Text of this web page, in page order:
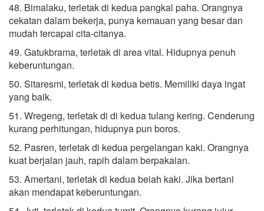
48. Bimalaku, terletak di kedua pangkal paha. Orangnya
cekatan dalam bekerja, punya kemauan yang besar dan
mudah tercapai cita-citanya.
49. Gatukbrama, terletak di area vital. Hidupnya penuh
keberuntungan.
50. Sitaresmi, terletak di kedua betis. Memiliki daya ingat
yang baik.
51. Wregeng, terletak di di kedua tulang kering. Cenderung
kurang perhitungan, hidupnya pun boros.
52. Pasren, terletak di kedua pergelangan kaki. Orangnya
kuat berjalan jauh, rapih dalam berpakaian.
53. Amertani, terletak di kedua beiah kaki. Jika bertani
akan mendapat keberuntungan.